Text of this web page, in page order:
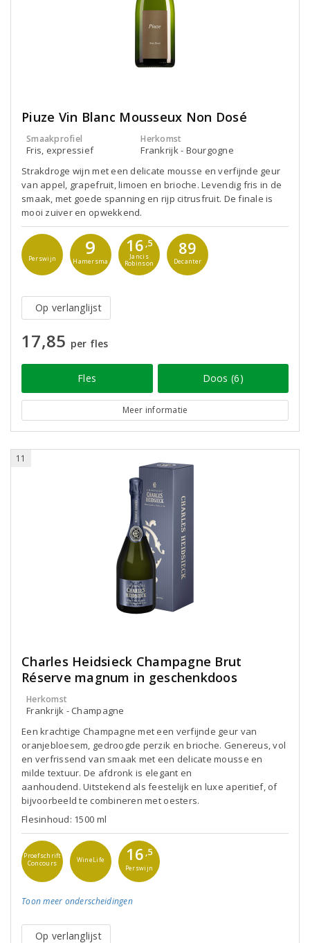
Piuze Vin Blanc Mousseux Non Dosé
Smaakprofiel
Fris, expressief
Herkomst
Frankrijk - Bourgogne
Strakdroge wijn met een delicate mousse en verfijnde geur
van appel, grapefruit, limoen en brioche. Levendig fris in de
smaak, met goede spanning en rijp citrusfruit. De finale is
mooi zuiver en opwekkend.
Perswijn 9
Hamersma
16 ,5
Jancis
Robinson
89
Decanter
Op verlanglijst
17,85 per fles
Fles Doos (6)
Meer informatie
11
Charles Heidsieck Champagne Brut
Réserve magnum in geschenkdoos
Herkomst
Frankrijk - Champagne
Een krachtige Champagne met een verfijnde geur van
oranjebloesem, gedroogde perzik en brioche. Genereus, vol
en verfrissend van smaak met een delicate mousse en
milde textuur. De afdronk is elegant en
aanhoudend. Uitstekend als feestelijk en luxe aperitief, of
bijvoorbeeld te combineren met oesters.
Flesinhoud: 1500 ml
Proefschrift
Concours
WineLife 16 ,5
Perswijn
Toon meer onderscheidingen
Op verlanglijst